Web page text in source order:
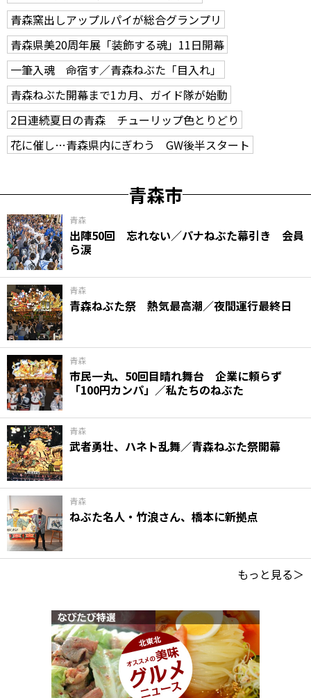
青森窯出しアップルパイが総合グランプリ
青森県美20周年展「装飾する魂」11日開幕
一筆入魂 命宿す／青森ねぶた「目入れ」
青森ねぶた開幕まで1カ月、ガイド隊が始動
2日連続夏日の青森 チューリップ色とりどり
花に催し…青森県内にぎわう GW後半スタート
青森市
青森
出陣50回 忘れない／パナねぶた幕引き 会員
ら涙
青森
青森ねぶた祭 熱気最高潮／夜間運行最終日
青森
市民一丸、50回目晴れ舞台 企業に頼らず
「100円カンパ」／私たちのねぶた
青森
武者勇壮、ハネト乱舞／青森ねぶた祭開幕
青森
ねぶた名人・竹浪さん、橋本に新拠点
もっと見る＞